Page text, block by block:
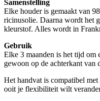
Samenstelling
Elke houder is gemaakt van
ricinusolie. Daarna wordt het
kleurstof. Alles wordt in
Gebruik
Elke 3 maanden is het tijd
gewoon op de achterkant van
Het handvat is compatibel
ooit je flexibiliteit wilt